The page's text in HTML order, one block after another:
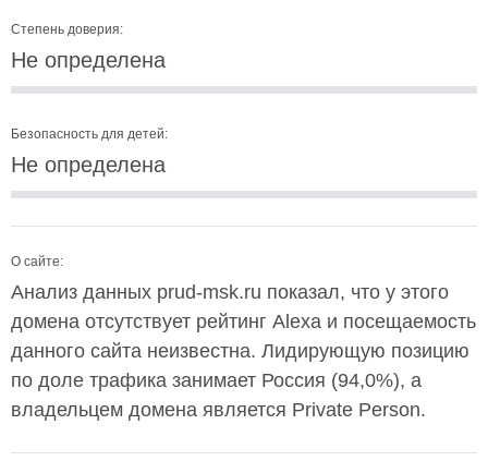
Степень доверия:
Не определена
Безопасность для детей:
Не определена
О сайте:
Анализ данных prud-msk.ru показал, что у этого
домена отсутствует рейтинг Alexa и посещаемость
данного сайта неизвестна. Лидирующую позицию
по доле трафика занимает Россия (94,0%), а
владельцем домена является Private Person.